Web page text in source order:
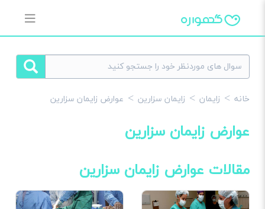
خانه زایمان زایمان سزارین عوارض زایمان سزارین
عوارض زایمان سزارین
مقالات عوارض زایمان سزارین